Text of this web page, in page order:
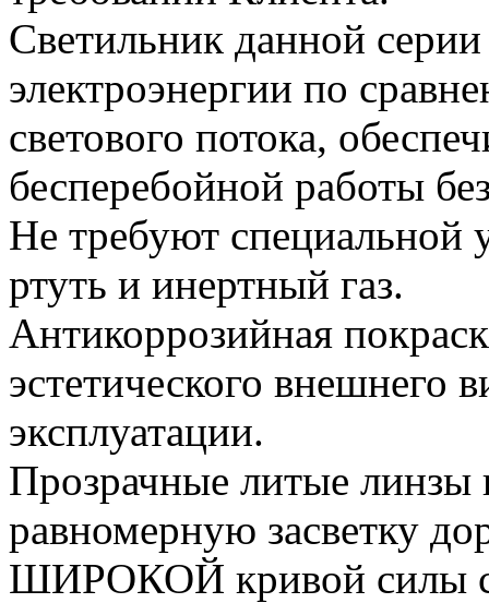
Светильник данной
электроэнергии по
светового потока,
бесперебойной работы
Не требуют специальной
ртуть и инертный газ.
Антикоррозийная
эстетического внешнего
эксплуатации.
Прозрачные литые линзы
равномерную засветку
ШИРОКОЙ кривой силы